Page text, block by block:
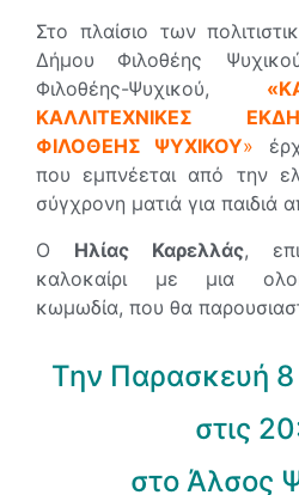
Στο πλαίσιο των
Δήμου Φιλοθέης
Φιλοθέης-Ψυχικού,
ΚΑΛΛΙΤΕΧΝΙΚΕΣ
ΦΙΛΟΘΕΗΣ ΨΥΧΙΚΟΥ»
που εμπνέεται από την
σύγχρονη ματιά για
Ο Ηλίας Καρελλάς,
καλοκαίρι με μια
κωμωδία, που θα
Την Παρασκευή 8
στις
στο Άλσος